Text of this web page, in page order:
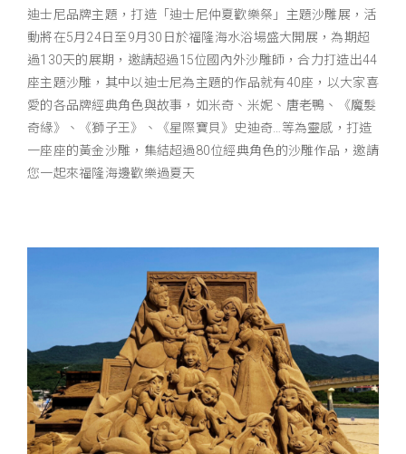
迪士尼品牌主題，打造「迪士尼仲夏歡樂祭」主題沙雕展，活
動將在5月24日至9月30日於福隆海水浴場盛大開展，為期超
過130天的展期，邀請超過15位國內外沙雕師，合力打造出44
座主題沙雕，其中以迪士尼為主題的作品就有40座，以大家喜
愛的各品牌經典角色與故事，如米奇、米妮、唐老鴨、《魔髮
奇緣》、《獅子王》、《星際寶貝》史迪奇…等為靈感，打造
一座座的黃金沙雕，集結超過80位經典角色的沙雕作品，邀請
您一起來福隆海邊歡樂過夏天